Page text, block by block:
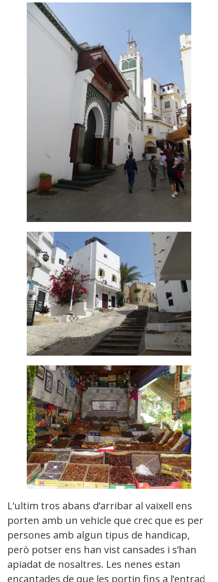
L’ultim tros abans d’arribar al vaixell ens
porten amb un vehicle que crec que es per
persones amb algun tipus de handicap,
però potser ens han vist cansades i s’han
apiadat de nosaltres. Les nenes estan
encantades de que les portin fins a l’entrada